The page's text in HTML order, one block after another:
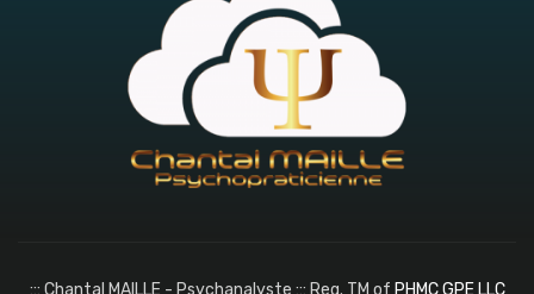
::: Chantal MAILLE - Psychanalyste ::: Reg. TM of PHMC GPE LLC